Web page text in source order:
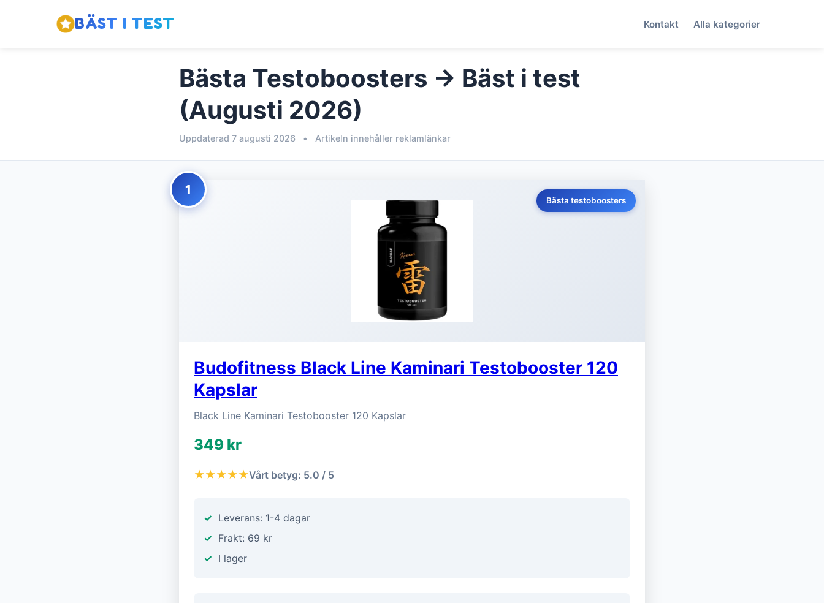
BÄST I TEST Kontakt Alla kategorier
Bästa Testoboosters → Bäst i test
(Augusti 2026)
Uppdaterad 7 augusti 2026 • Artikeln innehåller reklamlänkar
1
Bästa testoboosters
Budofitness Black Line Kaminari Testobooster 120
Kapslar
Black Line Kaminari Testobooster 120 Kapslar
349 kr
★★★★★Vårt betyg: 5.0 / 5
Leverans: 1-4 dagar
Frakt: 69 kr
I lager